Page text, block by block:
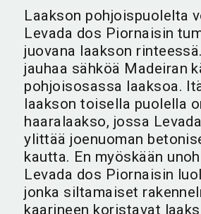
Laakson pohjoispuolelta
Levada dos Piornaisin
juovana laakson
jauhaa sähköä Madeiran
pohjoisosassa laaksoa.
laakson toisella puolella
haaralaakso, jossa
ylittää joenuoman
kautta. En myöskään
Levada dos Piornaisin
jonka siltamaiset
kaarineen koristavat